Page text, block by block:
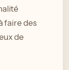
faire des
de